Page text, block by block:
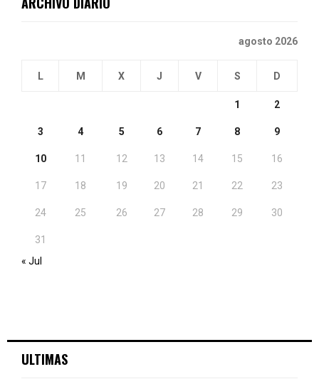
agosto 2026
L M X J V S D
1 2
3 4 5 6 7 8 9
10 11 12 13 14 15 16
17 18 19 20 21 22 23
24 25 26 27 28 29 30
31
« Jul
ULTIMAS